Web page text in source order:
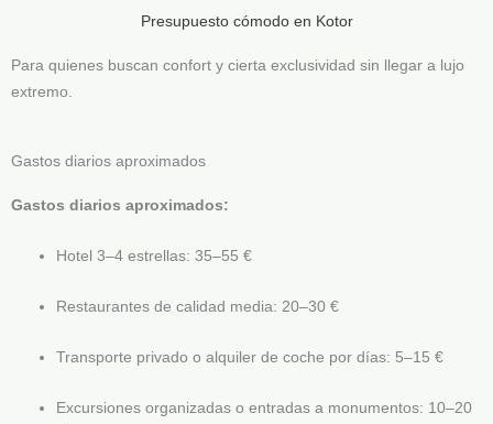
Presupuesto cómodo en Kotor
Para quienes buscan confort y cierta exclusividad sin llegar a lujo
extremo.
Gastos diarios aproximados
Gastos diarios aproximados:
Hotel 3–4 estrellas: 35–55 €
Restaurantes de calidad media: 20–30 €
Transporte privado o alquiler de coche por días: 5–15 €
Excursiones organizadas o entradas a monumentos: 10–20